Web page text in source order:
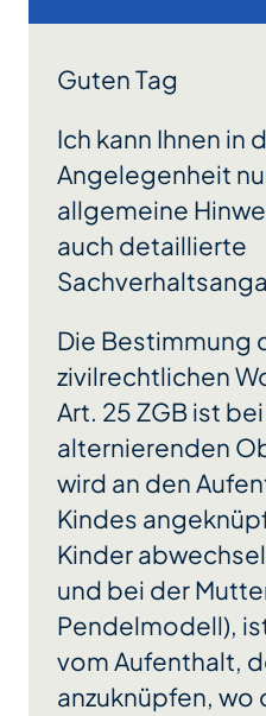
Guten Tag
Ich kann Ihnen in
Angelegenheit
allgemeine
auch detaillierte
Die Bestimmung
zivilrechtlichen
Art. 25 ZGB ist
alternierenden
wird an den
Kindes
Kinder
und bei der
Pendelmodell),
vom Aufenthalt,
anzuknüpfen, wo